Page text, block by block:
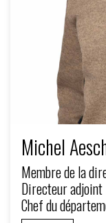
Michel
Membre de la
Directeur adjoint
Chef du